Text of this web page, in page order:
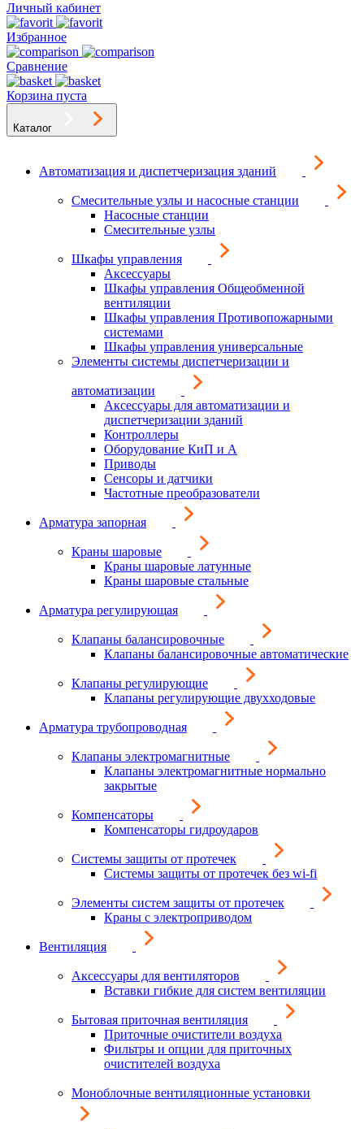
Личный кабинет
Избранное
Сравнение
Корзина пуста
Каталог
Автоматизация и диспетчеризация зданий
Смесительные узлы и насосные станции
Насосные станции
Смесительные узлы
Шкафы управления
Аксессуары
Шкафы управления Общеобменной
вентиляции
Шкафы управления Противопожарными
системами
Шкафы управления универсальные
Элементы системы диспетчеризации и
автоматизации
Аксессуары для автоматизации и
диспетчеризации зданий
Контроллеры
Оборудование КиП и А
Приводы
Сенсоры и датчики
Частотные преобразователи
Арматура запорная
Краны шаровые
Краны шаровые латунные
Краны шаровые стальные
Арматура регулирующая
Клапаны балансировочные
Клапаны балансировочные автоматические
Клапаны регулирующие
Клапаны регулирующие двухходовые
Арматура трубопроводная
Клапаны электромагнитные
Клапаны электромагнитные нормально
закрытые
Компенсаторы
Компенсаторы гидроударов
Системы защиты от протечек
Системы защиты от протечек без wi-fi
Элементы систем защиты от протечек
Краны с электроприводом
Вентиляция
Аксессуары для вентиляторов
Вставки гибкие для систем вентиляции
Бытовая приточная вентиляция
Приточные очистители воздуха
Фильтры и опции для приточных
очистителей воздуха
Моноблочные вентиляционные установки